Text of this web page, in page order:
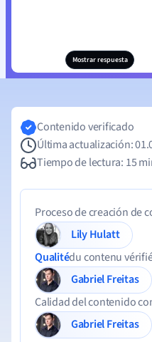
Mostrar respuesta
Contenido verificado
Última actualización:
Tiempo de lectura: 15
Proceso de creación de
Lily Hulatt
Qualitédu contenu
Gabriel Freitas
Calidad del contenido
Gabriel Freitas